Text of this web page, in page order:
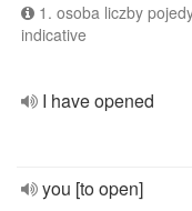
1. osoba liczby
indicative
I have opened
you [to open]